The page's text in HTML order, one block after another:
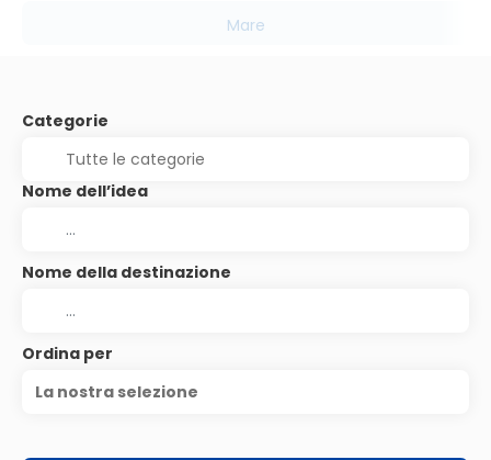
Mare
Categorie
Nome dell’idea
Nome della destinazione
Ordina per
La nostra selezione